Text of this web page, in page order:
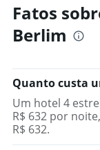
Fatos
Berlim
Quanto custa
Um hotel 4
R$ 632 por
R$ 632.